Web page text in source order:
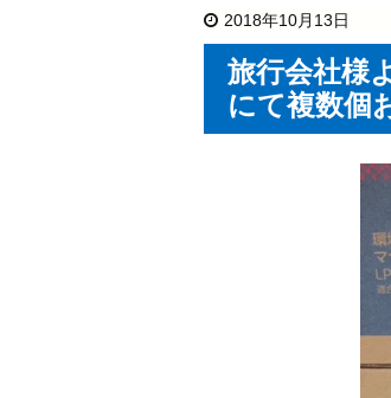
2018年10月13日
旅行会社様
にて複数個